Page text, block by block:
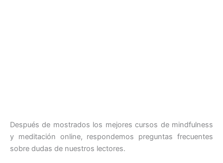
Después de mostrados los mejores cursos de mindfulness
y meditación online, respondemos preguntas frecuentes
sobre dudas de nuestros lectores.